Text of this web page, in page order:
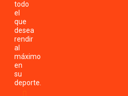
todo
el
que
desea
rendir
al
máximo
en
su
deporte.